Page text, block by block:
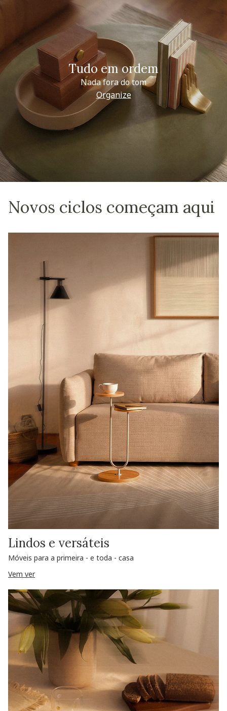
Tudo em ordem
Nada fora do tom
Organize
Novos ciclos começam aqui
Lindos e versáteis
Móveis para a primeira - e toda - casa
Vem ver